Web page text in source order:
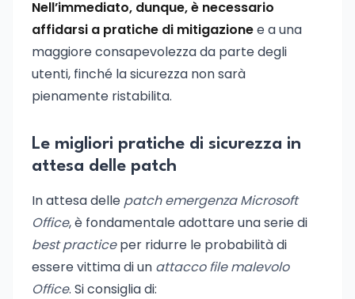
Nell’immediato, dunque, è necessario
affidarsi a pratiche di mitigazionee a una
maggiore consapevolezza da parte degli
utenti, finché la sicurezza non sarà
pienamente ristabilita.
Le migliori pratiche di sicurezza in
attesa delle patch
In attesa delle patch emergenza Microsoft
Office, è fondamentale adottare una serie di
best practiceper ridurre le probabilità di
essere vittima di un attacco file malevolo
Office. Si consiglia di: